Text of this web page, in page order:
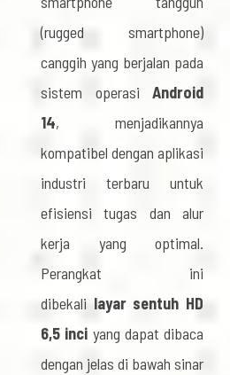
(rugged smartphone)
canggih yang berjalan pada
sistem operasi Android
14, menjadikannya
kompatibel dengan aplikasi
industri terbaru untuk
efisiensi tugas dan alur
kerja yang optimal.
Perangkat ini
dibekali layar sentuh HD
6,5 inci yang dapat dibaca
dengan jelas di bawah sinar